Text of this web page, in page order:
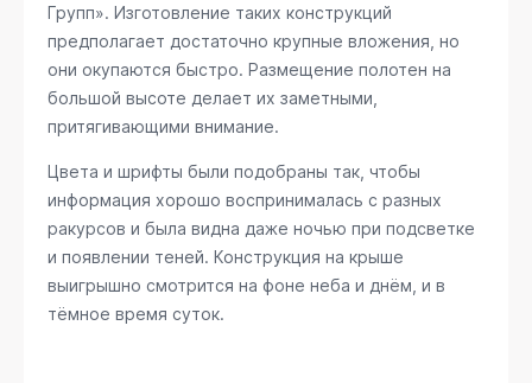
Групп». Изготовление таких конструкций
предполагает достаточно крупные вложения, но
они окупаются быстро. Размещение полотен на
большой высоте делает их заметными,
притягивающими внимание.
Цвета и шрифты были подобраны так, чтобы
информация хорошо воспринималась с разных
ракурсов и была видна даже ночью при подсветке
и появлении теней. Конструкция на крыше
выигрышно смотрится на фоне неба и днём, и в
тёмное время суток.